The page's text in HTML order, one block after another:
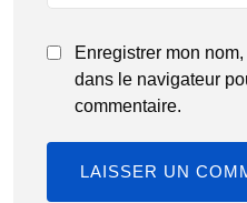
Enregistrer mon
dans le navigateur
commentaire.